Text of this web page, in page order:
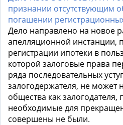
признании отсутствующим
погашении
Дело направлено на новое
апелляционной инстанции,
регистрации ипотеки в
которой залоговые права
ряда последовательных
залогодержателя, не может
общества как залогодателя,
необходимые для
совершены не были.